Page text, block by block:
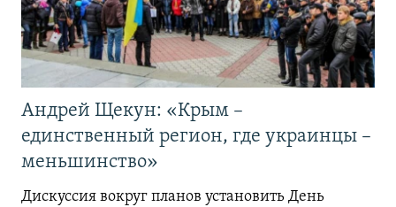
Андрей Щекун: «Крым –
единственный регион, где украинцы –
меньшинство»
Дискуссия вокруг планов установить День